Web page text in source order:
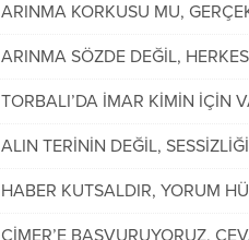
ARINMA KORKUSU MU,
ARINMA SÖZDE DEĞİL,
TORBALI’DA İMAR KİMİN İÇİN
ALIN TERİNİN DEĞİL,
HABER KUTSALDIR, YORUM